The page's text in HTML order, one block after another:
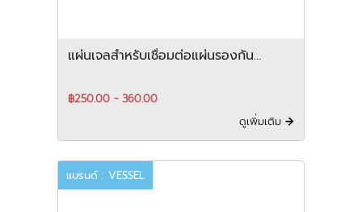
แผ่นเจลสำหรับเชื่อมต่อแผ่นรองกัน
฿250.00 - 360.00
ดูเพิ่มเติม
แบรนด์ : VESSEL